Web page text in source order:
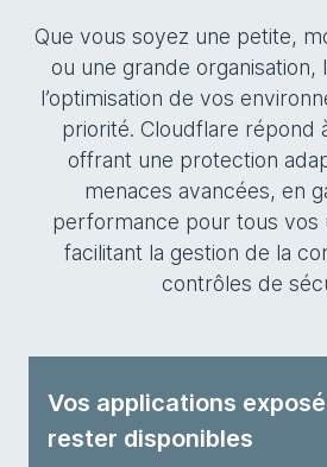
Que vous soyez une petite,
ou une grande organisation,
l’optimisation de vos
priorité. Cloudflare répond
offrant une protection
menaces avancées, en
performance pour tous vos
facilitant la gestion de la
contrôles de
Vos applications
rester disponibles